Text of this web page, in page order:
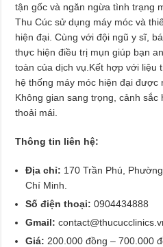
tận gốc và ngăn ngừa tình trạng
Thu Cúc sử dụng máy móc và
hiện đại. Cùng với đội ngũ y sĩ,
thực hiện điều trị mụn giúp bạn
toàn của dịch vụ.Kết hợp với liệu
hệ thống máy móc hiện đại
Không gian sang trọng, cảnh
thoải mái.
Thông tin liên hệ:
Địa chỉ: 170 Trần Phú,
Chí Minh.
Số điện thoại: 0904434888
Gmail:
Giá: 200.000 đồng – 700.000